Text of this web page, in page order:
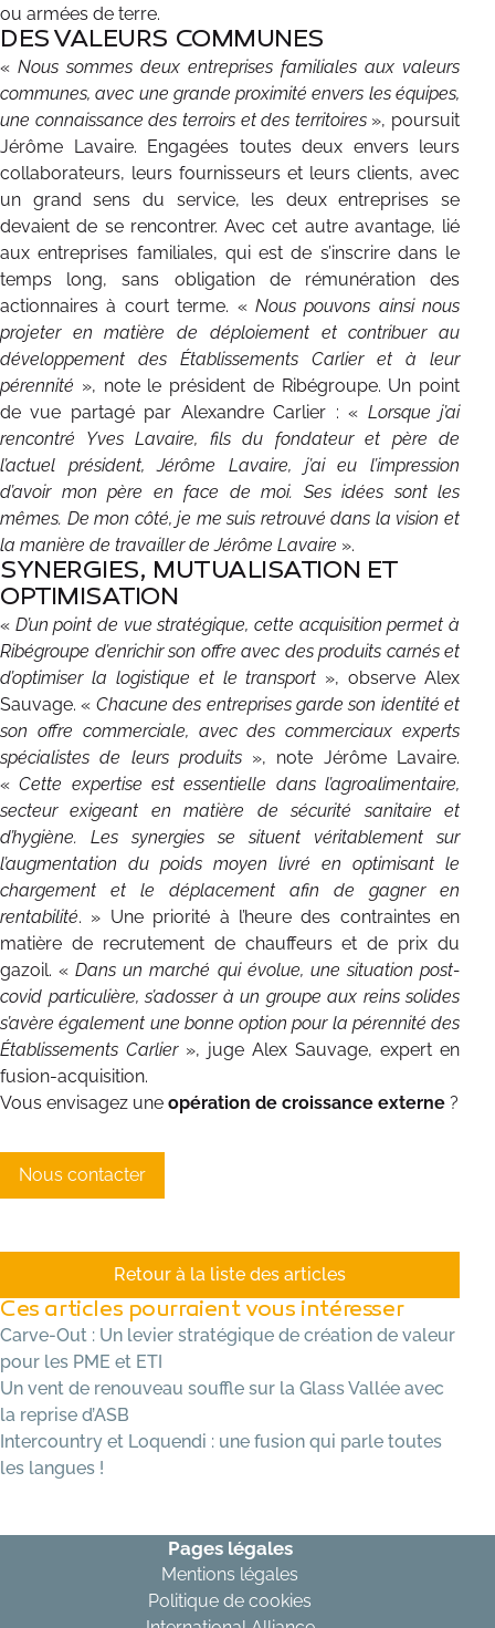
ou armées de terre.
DES VALEURS COMMUNES
« Nous sommes deux entreprises familiales aux valeurs
communes, avec une grande proximité envers les équipes,
une connaissance des terroirs et des territoires», poursuit
Jérôme Lavaire. Engagées toutes deux envers leurs
collaborateurs, leurs fournisseurs et leurs clients, avec
un grand sens du service, les deux entreprises se
devaient de se rencontrer. Avec cet autre avantage, lié
aux entreprises familiales, qui est de s’inscrire dans le
temps long, sans obligation de rémunération des
actionnaires à court terme. « Nous pouvons ainsi nous
projeter en matière de déploiement et contribuer au
développement des Établissements Carlier et à leur
pérennité », note le président de Ribégroupe. Un point
de vue partagé par Alexandre Carlier : « Lorsque j’ai
rencontré Yves Lavaire, fils du fondateur et père de
l’actuel président, Jérôme Lavaire, j’ai eu l’impression
d’avoir mon père en face de moi. Ses idées sont les
mêmes. De mon côté, je me suis retrouvé dans la vision et
la manière de travailler de Jérôme Lavaire ».
SYNERGIES, MUTUALISATION ET
OPTIMISATION
« D’un point de vue stratégique, cette acquisition permet à
Ribégroupe d’enrichir son offre avec des produits carnés et
d’optimiser la logistique et le transport », observe Alex
Sauvage. « Chacune des entreprises garde son identité et
son offre commerciale, avec des commerciaux experts
spécialistes de leurs produits», note Jérôme Lavaire.
«Cette expertise est essentielle dans l’agroalimentaire,
secteur exigeant en matière de sécurité sanitaire et
d’hygiène. Les synergies se situent véritablement sur
l’augmentation du poids moyen livré en optimisant le
chargement et le déplacement afin de gagner en
rentabilité. » Une priorité à l’heure des contraintes en
matière de recrutement de chauffeurs et de prix du
gazoil. «Dans un marché qui évolue, une situation post-
covid particulière, s’adosser à un groupe aux reins solides
s’avère également une bonne option pour la pérennité des
Établissements Carlier», juge Alex Sauvage, expert en
fusion-acquisition.
Vous envisagez une opération de croissance externe ?
Nous contacter
Retour à la liste des articles
Ces articles pourraient vous intéresser
Carve-Out : Un levier stratégique de création de valeur
pour les PME et ETI
Un vent de renouveau souffle sur la Glass Vallée avec
la reprise d’ASB
Intercountry et Loquendi : une fusion qui parle toutes
les langues !
Pages légales
Mentions légales
Politique de cookies